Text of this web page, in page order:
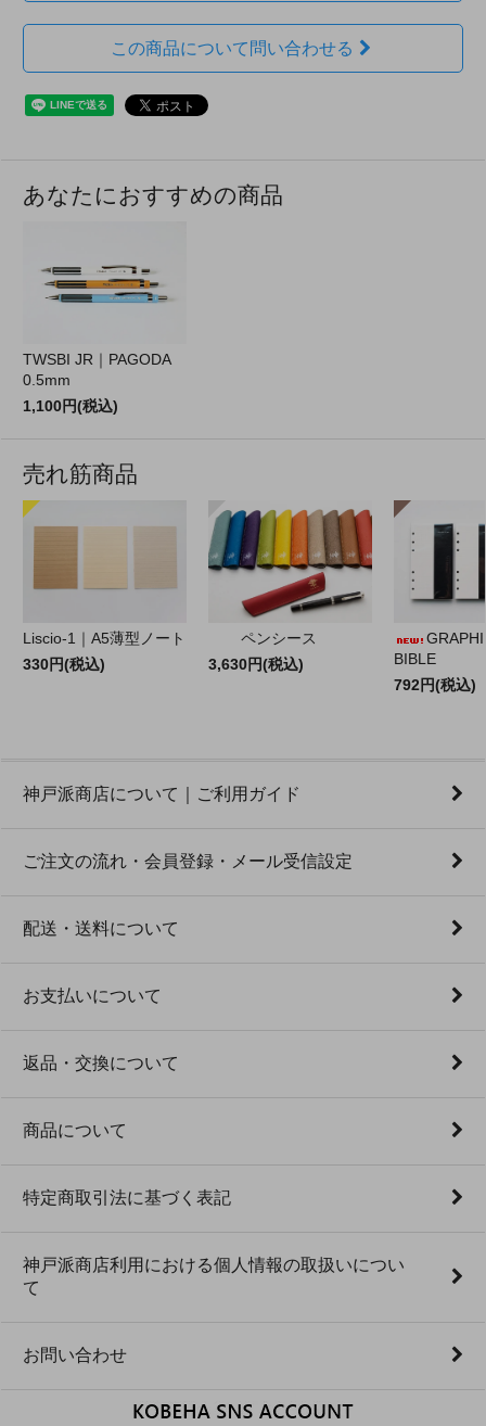
この商品について問い合わせる
あなたにおすすめの商品
TWSBI JR｜PAGODA
0.5mm
1,100円(税込)
売れ筋商品
Liscio-1｜A5薄型ノート
330円(税込)
ペンシース
3,630円(税込)
BIBLE
792円(税込)
神戸派商店について｜ご利用ガイド
ご注文の流れ・会員登録・メール受信設定
配送・送料について
お支払いについて
返品・交換について
商品について
特定商取引法に基づく表記
神戸派商店利用における個人情報の取扱いについ
て
お問い合わせ